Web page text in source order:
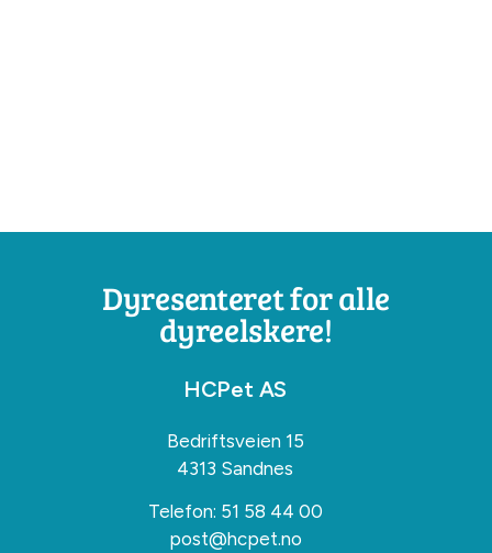
Dyresenteret for alle
dyreelskere!
HCPet AS
Bedriftsveien 15
4313 Sandnes
Telefon: 51 58 44 00
post@hcpet.no